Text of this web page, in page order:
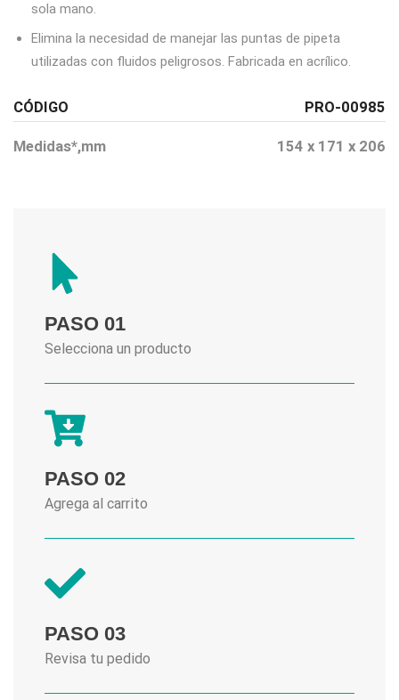
sola mano.
Elimina la necesidad de manejar las puntas de pipeta
utilizadas con fluidos peligrosos. Fabricada en acrílico.
CÓDIGO PRO-00985
Medidas*,mm 154 x 171 x 206
PASO 01
Selecciona un producto
PASO 02
Agrega al carrito
PASO 03
Revisa tu pedido